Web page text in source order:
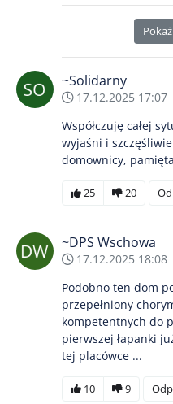
~Solidarny
17.12.2025 17:07
Współczuję całej
wyjaśni i
domownicy,
25 20
~DPS Wschowa
17.12.2025 18:08
Podobno ten dom
przepełniony
kompetentnych do
pierwszej łapanki
tej placówce ...
10 9